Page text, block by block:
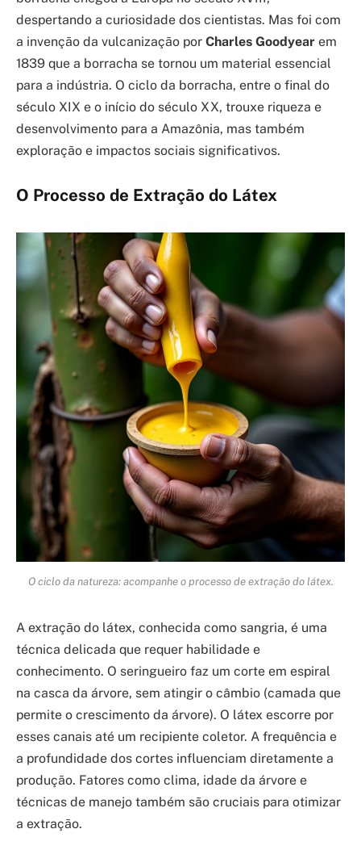
despertando a curiosidade dos cientistas. Mas foi com
a invenção da vulcanização por Charles Goodyear em
1839 que a borracha se tornou um material essencial
para a indústria. O ciclo da borracha, entre o final do
século XIX e o início do século XX, trouxe riqueza e
desenvolvimento para a Amazônia, mas também
exploração e impactos sociais significativos.
O Processo de Extração do Látex
O ciclo da natureza: acompanhe o processo de extração do látex.
A extração do látex, conhecida como sangria, é uma
técnica delicada que requer habilidade e
conhecimento. O seringueiro faz um corte em espiral
na casca da árvore, sem atingir o câmbio (camada que
permite o crescimento da árvore). O látex escorre por
esses canais até um recipiente coletor. A frequência e
a profundidade dos cortes influenciam diretamente a
produção. Fatores como clima, idade da árvore e
técnicas de manejo também são cruciais para otimizar
a extração.